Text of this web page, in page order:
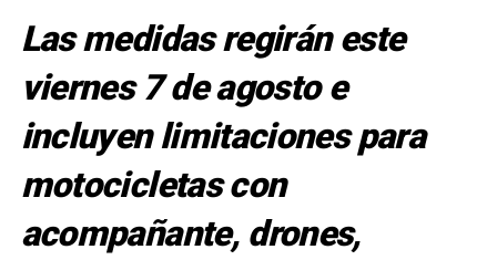
Las medidas regirán este
viernes 7 de agosto e
incluyen limitaciones para
motocicletas con
acompañante, drones,